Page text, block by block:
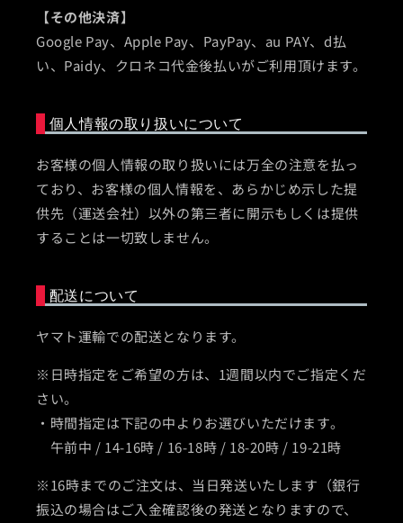
【その他決済】
Google Pay、Apple Pay、PayPay、au PAY、d払
い、Paidy、クロネコ代金後払いがご利用頂けます。
個人情報の取り扱いについて
お客様の個人情報の取り扱いには万全の注意を払っ
ており、お客様の個人情報を、あらかじめ示した提
供先（運送会社）以外の第三者に開示もしくは提供
することは一切致しません。
配送について
ヤマト運輸での配送となります。
※日時指定をご希望の方は、1週間以内でご指定くだ
さい。
・時間指定は下記の中よりお選びいただけます。
午前中 / 14-16時 / 16-18時 / 18-20時 / 19-21時
※16時までのご注文は、当日発送いたします（銀行
振込の場合はご入金確認後の発送となりますので、